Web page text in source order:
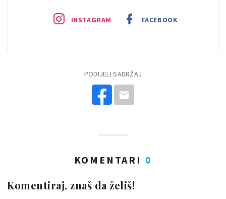
INSTAGRAM FACEBOOK
PODIJELI SADRŽAJ
KOMENTARI 0
Komentiraj, znaš da želiš!